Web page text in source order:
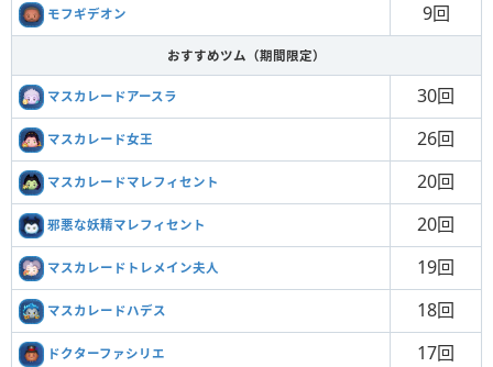
モフギデオン 9回
おすすめツム（期間限定）
マスカレードアースラ 30回
マスカレード女王 26回
マスカレードマレフィセント 20回
邪悪な妖精マレフィセント 20回
マスカレードトレメイン夫人 19回
マスカレードハデス 18回
ドクターファシリエ 17回